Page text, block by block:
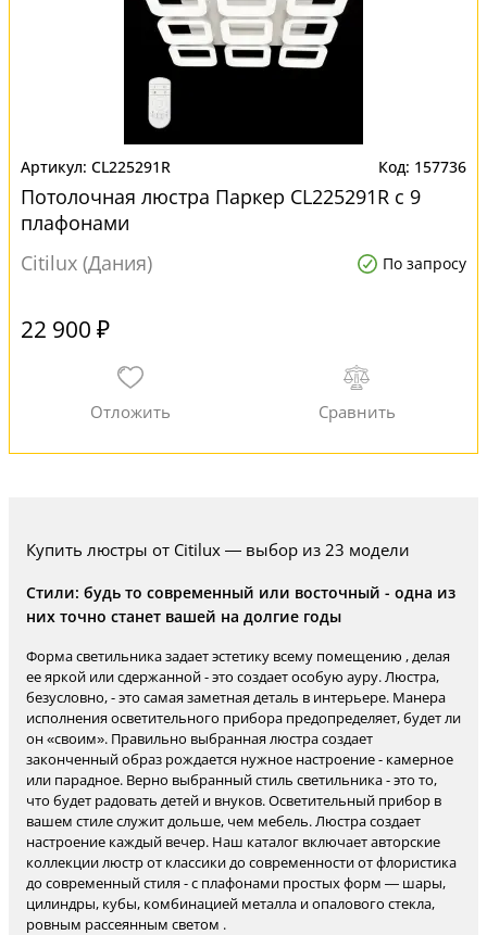
CL225291R 157736
Потолочная люстра Паркер CL225291R с 9
плафонами
Citilux (Дания)
По запросу
22 900 ₽
Купить люстры от Citilux — выбор из 23 модели
Стили: будь то современный или восточный - одна из
них точно станет вашей на долгие годы
Форма светильника задает эстетику всему помещению , делая
ее яркой или сдержанной - это создает особую ауру. Люстра,
безусловно, - это самая заметная деталь в интерьере. Манера
исполнения осветительного прибора предопределяет, будет ли
он «своим». Правильно выбранная люстра создает
законченный образ рождается нужное настроение - камерное
или парадное. Верно выбранный стиль светильника - это то,
что будет радовать детей и внуков. Осветительный прибор в
вашем стиле служит дольше, чем мебель. Люстра создает
настроение каждый вечер. Наш каталог включает авторские
коллекции люстр от классики до современности от флористика
до современный стиля - с плафонами простых форм — шары,
цилиндры, кубы, комбинацией металла и опалового стекла,
ровным рассеянным светом .